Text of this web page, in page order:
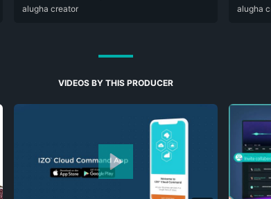
DEU ENG
alugha creator DEU
alugha
VIDEOS BY THIS PRODUCER